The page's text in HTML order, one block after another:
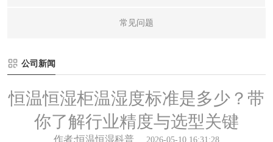
常见问题
公司新闻
恒温恒湿柜温湿度标准是多少？带
你了解行业精度与选型关键
作者:恒温恒湿科普 2026-05-10 16:31:28